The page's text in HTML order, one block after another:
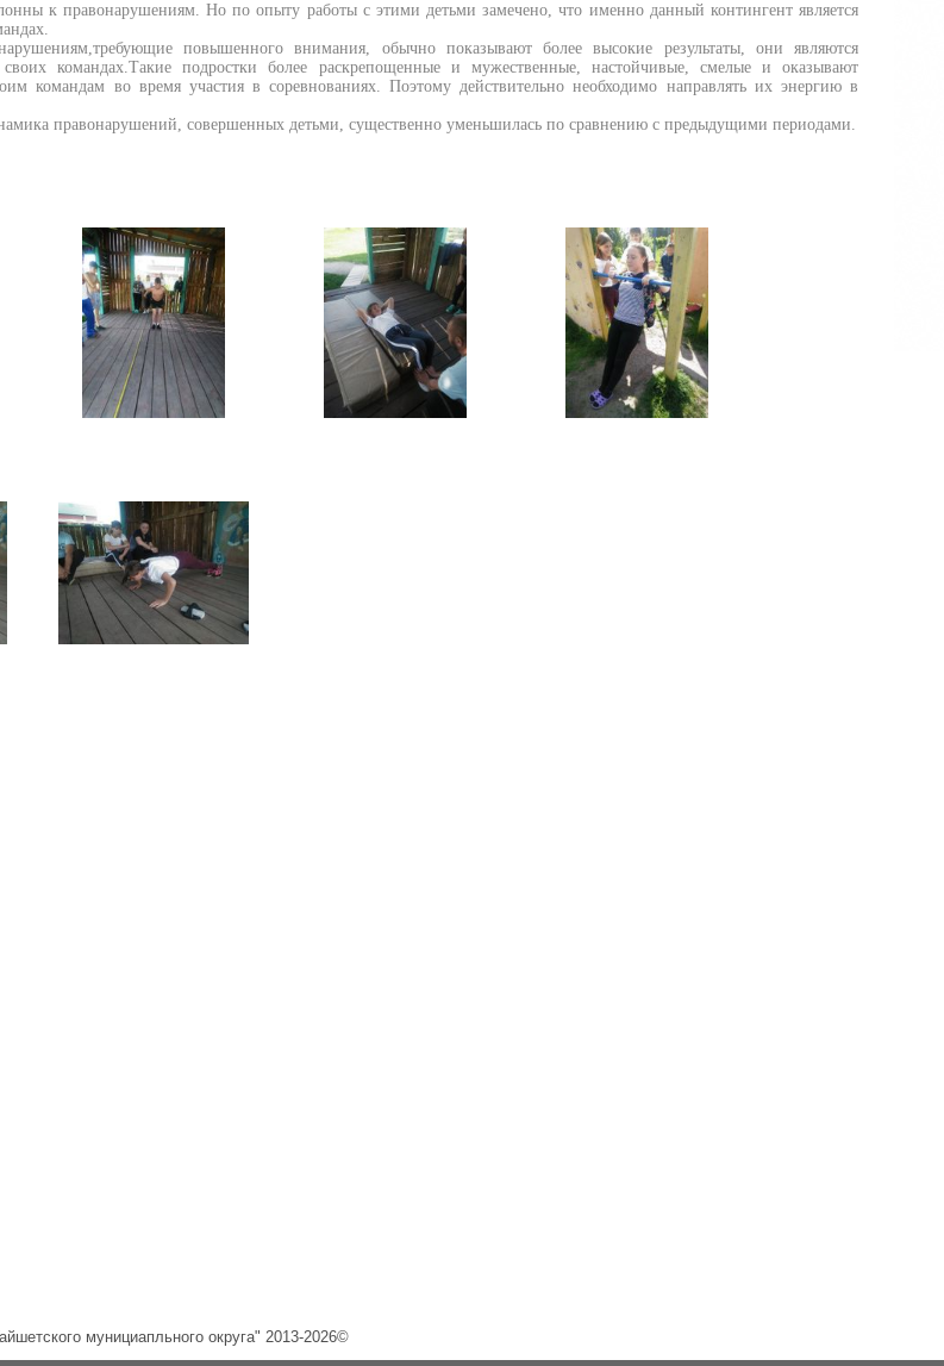
к правонарушениям. Но по опыту работы с этими детьми замечено, что именно данный контингент является
повышенного внимания, обычно показывают более высокие результаты, они являются
командах.Такие подростки более раскрепощенные и мужественные, настойчивые, смелые и оказывают
командам во время участия в соревнованиях. Поэтому действительно необходимо направлять их энергию в
правонарушений, совершенных детьми, существенно уменьшилась по сравнению с предыдущими периодами.
мунициапльного округа" 2013-2026©